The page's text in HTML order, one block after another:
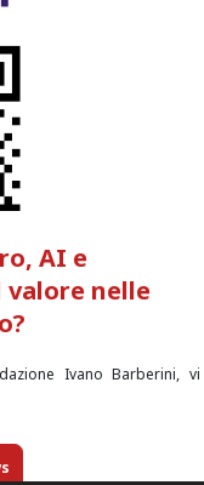
AI e
valore nelle
Ivano Barberini, vi